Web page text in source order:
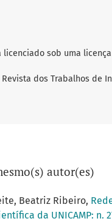
licenciado sob uma licença
dos Trabalhos de
autor(es)
Beatriz Ribeiro,
da UNICAMP: n.